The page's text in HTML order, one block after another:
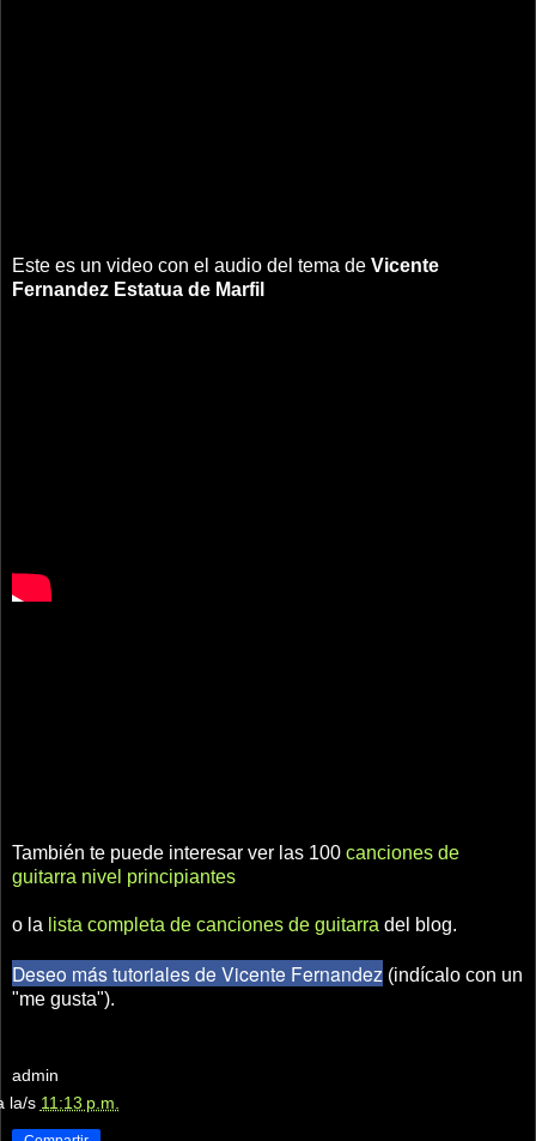
Este es un video con el audio del tema de Vicente
Fernandez Estatua de Marfil
También te puede interesar ver las 100 canciones de
guitarra nivel principiantes
o la lista completa de canciones de guitarra del blog.
Deseo más tutoriales de Vicente Fernandez (indícalo con un
"me gusta").
admin
la/s 11:13 p.m.